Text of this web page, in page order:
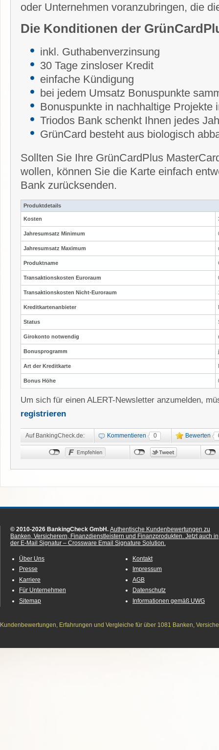
oder Unternehmen voranzubringen, die
Die Konditionen der
inkl. Guthabenverzinsung
30 Tage zinsloser Kredit
einfache Kündigung
bei jedem Umsatz Bonuspunkte
Bonuspunkte in nachhaltige Projekte
Triodos Bank schenkt Ihnen jedes
GrünCard besteht aus biologisch
Sollten Sie Ihre GrünCardPlus
wollen, können Sie die Karte einfach
Bank zurücksenden.
Produktdetails
Kosten
Jahresumsatz Minimum
Jahresumsatz Maximum
Produktname
Transaktionskosten Euroraum
Transaktionskosten Nicht-Euroraum
Kreditkartenanbieter
Status
Girokonto notwendig
Bonusprogramm
Art der Kreditkarte
Bonus Höhe
Um sich für einen ALERT-Newsletter anzumelden,
registrieren
Auf BankingCheck.de: Kommentieren 0 Bewerten
© 2010-2026 BankingCheck GmbH. Authentische Kundenbewertungen zu
Banken, Versicherern, Finanzdienstleistern und Finanzprodukten. Jetzt auch in
der E-Mail Signatur – Crossware Email Signature Solution.
Über Uns
Presse
Karriere
Für Unternehmen
Sitemap
Kontakt
Impressum
AGB
Datenschutz
Informationen gemäß UWG
Kundenbewertungen, Erfahrungen und Vergleiche für über 1081 Banken,